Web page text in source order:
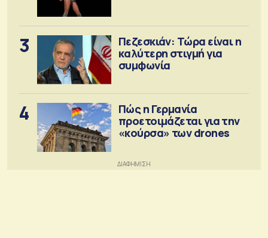
3
Πεζεσκιάν: Τώρα είναι η
καλύτερη στιγμή για
συμφωνία
4
Πώς η Γερμανία
προετοιμάζεται για την
«κούρσα» των drones